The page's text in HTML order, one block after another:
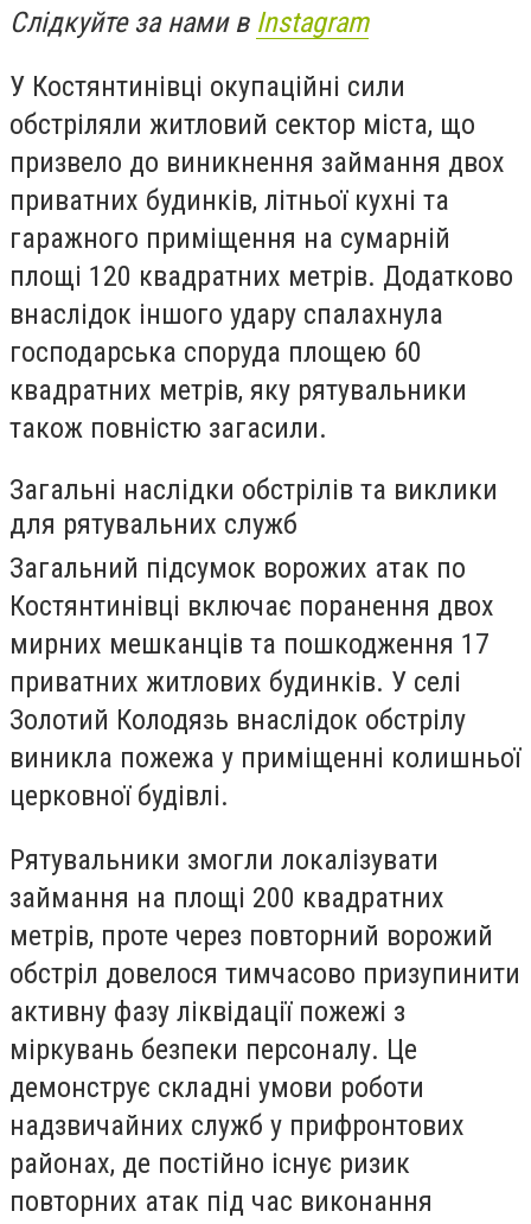
Слідкуйте за нами в Instagram
У Костянтинівці окупаційні сили
обстріляли житловий сектор міста, що
призвело до виникнення займання двох
приватних будинків, літньої кухні та
гаражного приміщення на сумарній
площі 120 квадратних метрів. Додатково
внаслідок іншого удару спалахнула
господарська споруда площею 60
квадратних метрів, яку рятувальники
також повністю загасили.
Загальні наслідки обстрілів та виклики
для рятувальних служб
Загальний підсумок ворожих атак по
Костянтинівці включає поранення двох
мирних мешканців та пошкодження 17
приватних житлових будинків. У селі
Золотий Колодязь внаслідок обстрілу
виникла пожежа у приміщенні колишньої
церковної будівлі.
Рятувальники змогли локалізувати
займання на площі 200 квадратних
метрів, проте через повторний ворожий
обстріл довелося тимчасово призупинити
активну фазу ліквідації пожежі з
міркувань безпеки персоналу. Це
демонструє складні умови роботи
надзвичайних служб у прифронтових
районах, де постійно існує ризик
повторних атак під час виконання